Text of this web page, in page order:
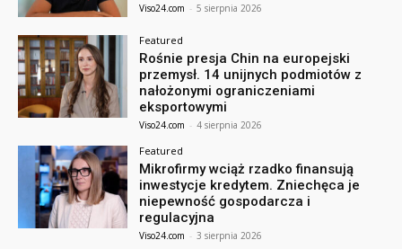
Viso24.com - 5 sierpnia 2026
Featured
Rośnie presja Chin na europejski
przemysł. 14 unijnych podmiotów z
nałożonymi ograniczeniami
eksportowymi
Viso24.com - 4 sierpnia 2026
Featured
Mikrofirmy wciąż rzadko finansują
inwestycje kredytem. Zniechęca je
niepewność gospodarcza i
regulacyjna
Viso24.com - 3 sierpnia 2026